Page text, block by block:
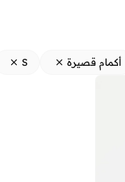
أكمام قصيرة S